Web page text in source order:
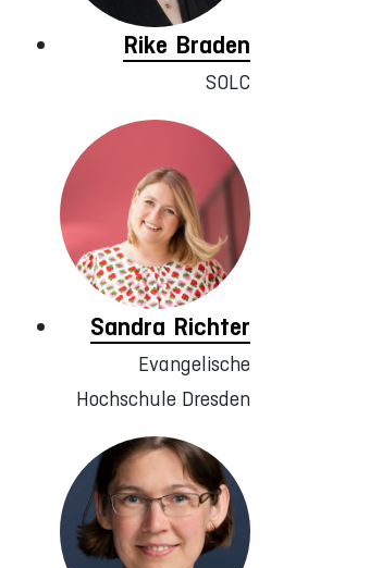
Rike Braden
SOLC
Sandra Richter
Evangelische
Hochschule Dresden